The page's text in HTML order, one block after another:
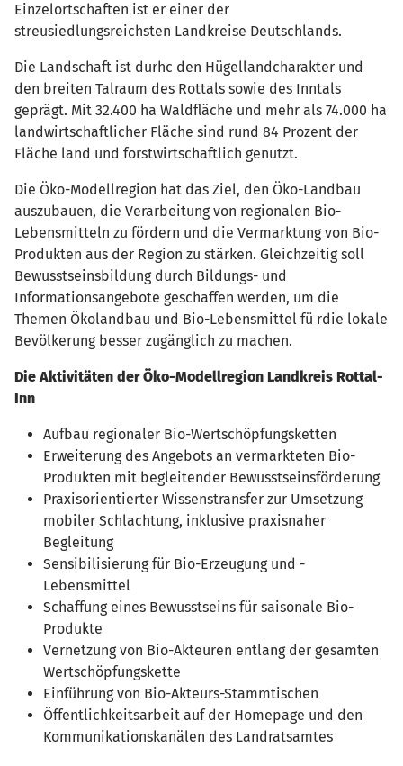
Einzelortschaften ist er einer der
streusiedlungsreichsten Landkreise Deutschlands.
Die Landschaft ist durhc den Hügellandcharakter und
den breiten Talraum des Rottals sowie des Inntals
geprägt. Mit 32.400 ha Waldfläche und mehr als 74.000 ha
landwirtschaftlicher Fläche sind rund 84 Prozent der
Fläche land und forstwirtschaftlich genutzt.
Die Öko-Modellregion hat das Ziel, den Öko-Landbau
auszubauen, die Verarbeitung von regionalen Bio-
Lebensmitteln zu fördern und die Vermarktung von Bio-
Produkten aus der Region zu stärken. Gleichzeitig soll
Bewusstseinsbildung durch Bildungs- und
Informationsangebote geschaffen werden, um die
Themen Ökolandbau und Bio-Lebensmittel fü rdie lokale
Bevölkerung besser zugänglich zu machen.
Die Aktivitäten der Öko-Modellregion Landkreis Rottal-
Inn
Aufbau regionaler Bio-Wertschöpfungsketten
Erweiterung des Angebots an vermarkteten Bio-
Produkten mit begleitender Bewusstseinsförderung
Praxisorientierter Wissenstransfer zur Umsetzung
mobiler Schlachtung, inklusive praxisnaher
Begleitung
Sensibilisierung für Bio-Erzeugung und -
Lebensmittel
Schaffung eines Bewusstseins für saisonale Bio-
Produkte
Vernetzung von Bio-Akteuren entlang der gesamten
Wertschöpfungskette
Einführung von Bio-Akteurs-Stammtischen
Öffentlichkeitsarbeit auf der Homepage und den
Kommunikationskanälen des Landratsamtes